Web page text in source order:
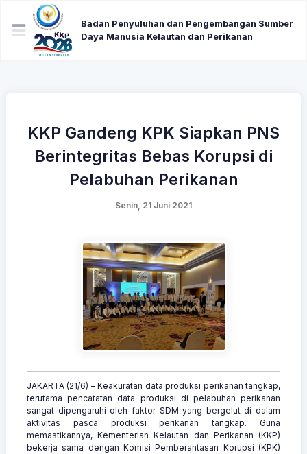
Badan Penyuluhan dan Pengembangan Sumber
Daya Manusia Kelautan dan Perikanan
KKP Gandeng KPK Siapkan PNS
Berintegritas Bebas Korupsi di
Pelabuhan Perikanan
Senin, 21 Juni 2021
JAKARTA (21/6) – Keakuratan data produksi perikanan tangkap,
terutama pencatatan data produksi di pelabuhan perikanan
sangat dipengaruhi oleh faktor SDM yang bergelut di dalam
aktivitas pasca produksi perikanan tangkap. Guna
memastikannya, Kementerian Kelautan dan Perikanan (KKP)
bekerja sama dengan Komisi Pemberantasan Korupsi (KPK)